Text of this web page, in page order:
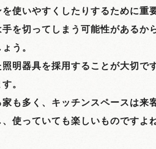
使いやすくしたりするために重
を切ってしまう可能性があるか
う。
明器具を採用することが大切です
。
も多く、キッチンスペースは来
使っていても楽しいものですよね